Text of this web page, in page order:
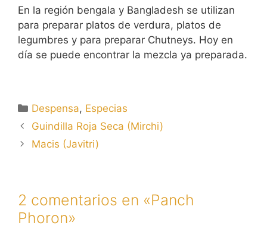
En la región bengala y Bangladesh se utilizan
para preparar platos de verdura, platos de
legumbres y para preparar Chutneys. Hoy en
día se puede encontrar la mezcla ya preparada.
Categorías
Despensa, Especias
Guindilla Roja Seca (Mirchi)
Macis (Javitri)
2 comentarios en «Panch
Phoron»